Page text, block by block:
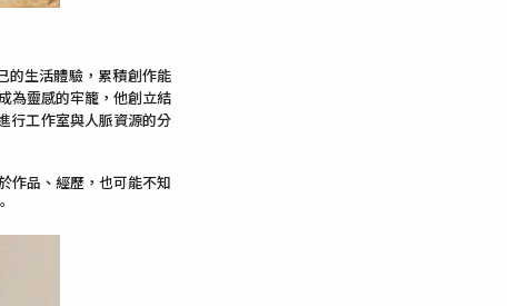
的生活體驗，累積創作能
為靈感的牢籠，他創立結
行工作室與人脈資源的分
作品、經歷，也可能不知